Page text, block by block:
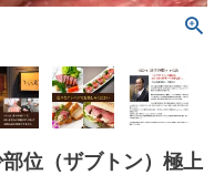
位（ザブトン）極上